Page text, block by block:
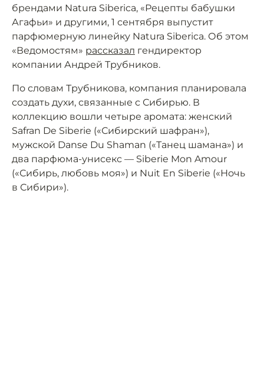
брендами Natura Siberica, «Рецепты бабушки
Агафьи» и другими, 1 сентября выпустит
парфюмерную линейку Natura Siberica. Об этом
«Ведомостям» рассказал гендиректор
компании Андрей Трубников.
По словам Трубникова, компания планировала
создать духи, связанные с Сибирью. В
коллекцию вошли четыре аромата: женский
Safran De Siberie («Сибирский шафран»),
мужской Danse Du Shaman («Танец шамана») и
два парфюма-унисекс — Siberie Mon Amour
(«Сибирь, любовь моя») и Nuit En Siberie («Ночь
в Сибири»).